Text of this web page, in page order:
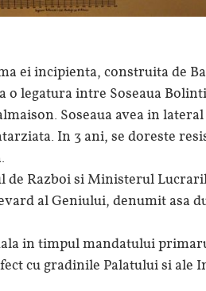
ei incipienta, construita de
legatura intre Soseaua
Soseaua avea in
In 3 ani, se doreste
de Razboi si Ministerul
al Geniului, denumit asa
in timpul mandatului
cu gradinile Palatului si